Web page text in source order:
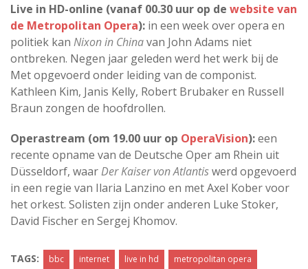
Live in HD-online (vanaf 00.30 uur op de website van
de Metropolitan Opera): in een week over opera en
politiek kan Nixon in Chinavan John Adams niet
ontbreken. Negen jaar geleden werd het werk bij de
Met opgevoerd onder leiding van de componist.
Kathleen Kim, Janis Kelly, Robert Brubaker en Russell
Braun zongen de hoofdrollen.
Operastream (om 19.00 uur op OperaVision):een
recente opname van de Deutsche Oper am Rhein uit
Düsseldorf, waarDer Kaiser von Atlantiswerd opgevoerd
in een regie van Ilaria Lanzino en met Axel Kober voor
het orkest. Solisten zijn onder anderen Luke Stoker,
David Fischer en Sergej Khomov.
TAGS: bbc internet live in hd metropolitan opera